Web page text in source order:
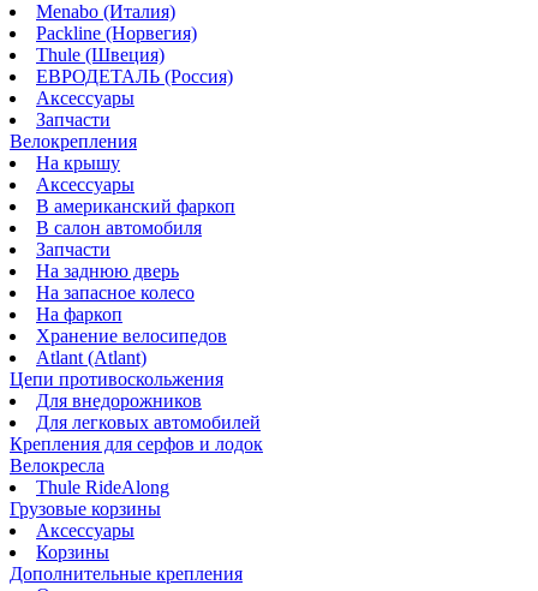
Menabo (Италия)
Packline (Норвегия)
Thule (Швеция)
ЕВРОДЕТАЛЬ (Россия)
Аксессуары
Запчасти
Велокрепления
На крышу
Аксессуары
В американский фаркоп
В салон автомобиля
Запчасти
На заднюю дверь
На запасное колесо
На фаркоп
Хранение велосипедов
Atlant (Atlant)
Цепи противоскольжения
Для внедорожников
Для легковых автомобилей
Крепления для серфов и лодок
Велокресла
Thule RideAlong
Грузовые корзины
Аксессуары
Корзины
Дополнительные крепления